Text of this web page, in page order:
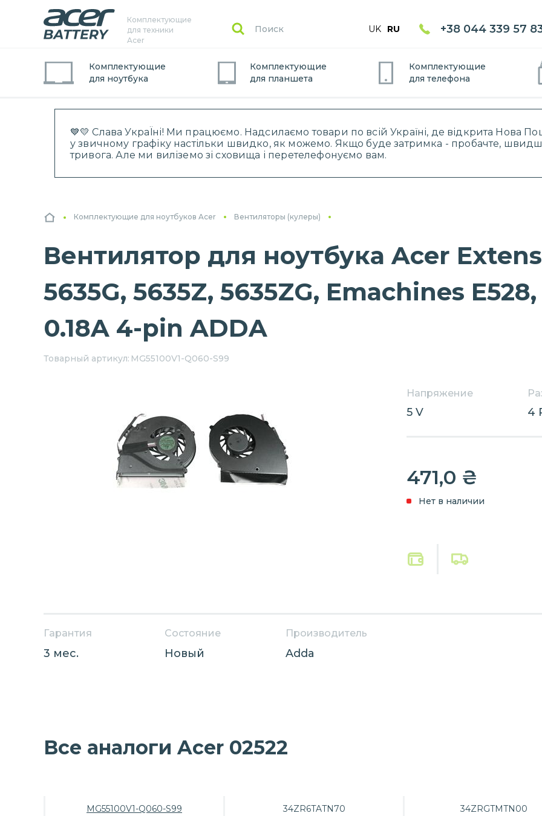
💙💛 Слава УкраЇні! Ми працюємо. Надсилаємо товари по всій Україні, де відкрита Нова
у звичному графіку настільки швидко, як можемо. Якщо буде затримка - пробачте,
тривога. Але ми виліземо зі сховища і перетелефонуємо вам.
Комплектующие
для техники
Acer
UK RU +38 044 339 57
Комплектующие
для ноутбука
Комплектующие
для планшета
Комплектующие
для телефона
Комплектующие для ноутбуков Acer Вентиляторы (кулеры)
Вентилятор для ноутбука Acer
5635G, 5635Z, 5635ZG, Emachines
0.18A 4-pin ADDA
Товарный артикул: MG55100V1-Q060-S99
Напряжение
5 V 4
471,0 ₴
Нет в наличии
Гарантия
3 мес.
Состояние
Новый
Производитель
Adda
Все аналоги Acer 02522
MG55100V1-Q060-S99 34ZR6TATN70 34ZRGTMTN00